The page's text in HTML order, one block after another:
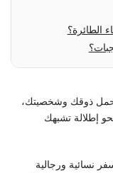
الطائرة؟
تحمل ذوقك وشخصيتك،
إطلالة تشبهك
نسائية ورجالية